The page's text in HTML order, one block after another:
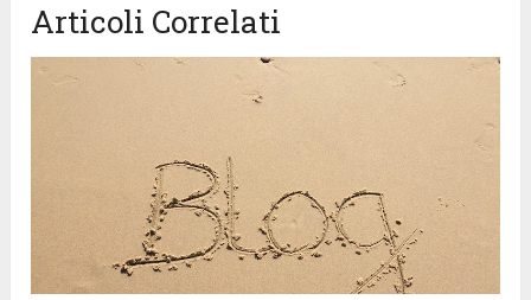
Articoli Correlati